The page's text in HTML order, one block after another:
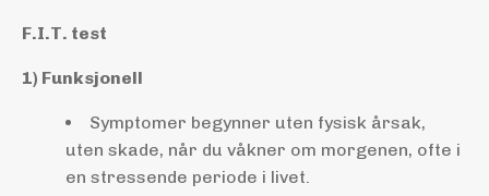
F.I.T. test
1) Funksjonell
Symptomer begynner uten fysisk årsak,
uten skade, når du våkner om morgenen, ofte i
en stressende periode i livet.